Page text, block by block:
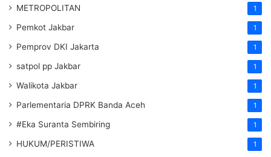
METROPOLITAN 1
Pemkot Jakbar 1
Pemprov DKI Jakarta 1
satpol pp Jakbar 1
Walikota Jakbar 1
Parlementaria DPRK Banda Aceh 1
#Eka Suranta Sembiring 1
HUKUM/PERISTIWA 1